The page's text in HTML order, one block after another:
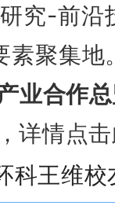
究-前
素聚集地
业合作
，详情点
科王维校